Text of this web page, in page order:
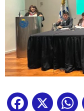
Facebook
X